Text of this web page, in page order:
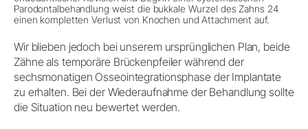
Parodontalbehandlung weist die bukkale Wurzel des Zahns 24
einen kompletten Verlust von Knochen und Attachment auf.
Wir blieben jedoch bei unserem ursprünglichen Plan, beide
Zähne als temporäre Brückenpfeiler während der
sechsmonatigen Osseointegrationsphase der Implantate
zu erhalten. Bei der Wiederaufnahme der Behandlung sollte
die Situation neu bewertet werden.